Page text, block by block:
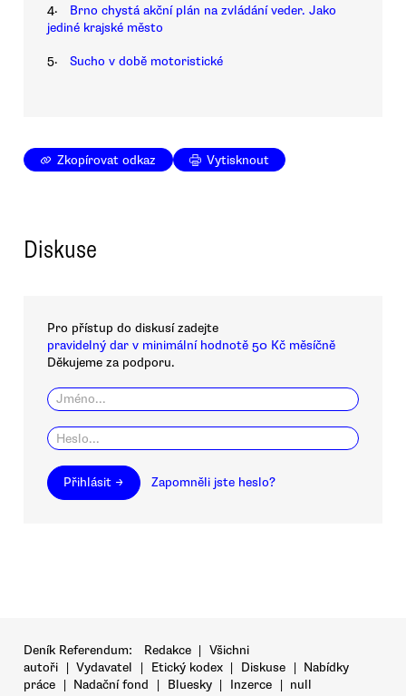
4.
Brno chystá akční plán na zvládání veder. Jako
jediné krajské město
5. Sucho v době motoristické
Zkopírovat odkaz Vytisknout
Diskuse
Pro přístup do diskusí zadejte
pravidelný dar v minimální hodnotě 50 Kč měsíčně
Děkujeme za podporu.
Přihlásit → Zapomněli jste heslo?
Deník Referendum: Redakce | Všichni
autoři | Vydavatel | Etický kodex | Diskuse | Nabídky
práce | Nadační fond | Bluesky | Inzerce | null